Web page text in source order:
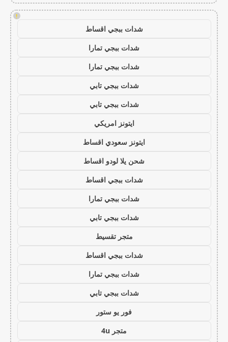
!
شدات ببجي اقساط
شدات ببجي تمارا
شدات ببجي تمارا
شدات ببجي تابي
شدات ببجي تابي
ايتونز امريكي
ايتونز سعودي اقساط
شحن يلا لودو اقساط
شدات ببجي اقساط
شدات ببجي تمارا
شدات ببجي تابي
متجر تقسيط
شدات ببجي اقساط
شدات ببجي تمارا
شدات ببجي تابي
فور يو ستور
متجر 4u